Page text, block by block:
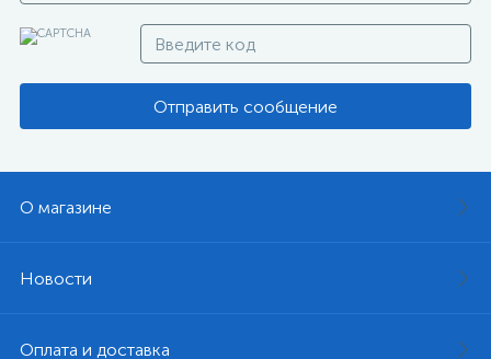
Отправить сообщение
О магазине
Новости
Оплата и доставка